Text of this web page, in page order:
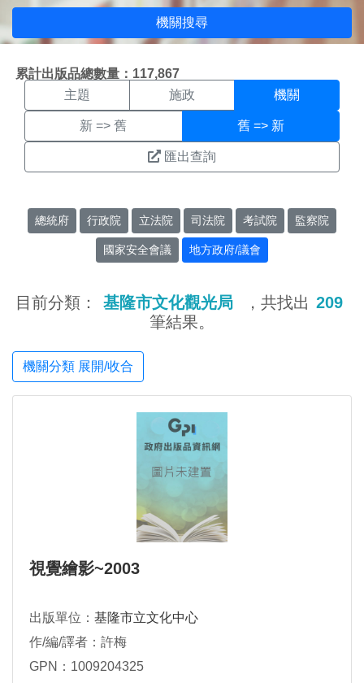
機關搜尋
累計出版品總數量：117,867
機關搜尋結果頁面
主題 施政 機關
新 => 舊 舊 => 新
匯出查詢
總統府 行政院 立法院 司法院 考試院 監察院
國家安全會議 地方政府/議會
目前分類： 基隆市文化觀光局 ，共找出 209
筆結果。
機關分類 展開/收合
視覺繪影~2003
出版單位： 基隆市立文化中心
作/編/譯者：許梅
GPN：1009204325